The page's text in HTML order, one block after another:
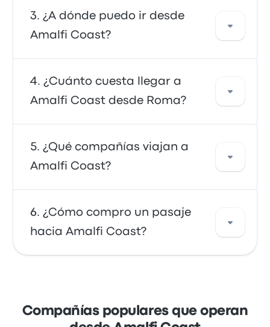
La forma más rápida de viajar hacia y desde
Amalfi Coast es en autobús, que ofrece un
buses suelen ser económicos, confiables y
en una opción muy elegida.
¿A dónde puedo ir desde
Amalfi Coast?
Desde Amalfi Coast, puedes viajar a varios
destinos. Algunas opciones populares son
University of Naples Federico II, Montesanto y
Stazione Marittima. Usa nuestra herramienta
precios y horarios para tu viaje.
¿Cuánto cuesta llegar a
Amalfi Coast desde Roma?
En general, un pasaje entre Amalfi Coast y
Roma cuesta alrededor de $ 35.469. El viaje
aproximadamente 2h 46m. Ten en cuenta
de transporte, hora del día y temporada.
¿Qué compañías viajan a
Amalfi Coast?
Puedes viajar a Amalfi Coast con SITA Sud o
Marozzi. Las compañías ofrecen 3 viajes
diarios: el primer autobús sale a la(s) 07:00 y
el último autobús a la(s) 21:15.
¿Cómo compro un pasaje
hacia Amalfi Coast?
fácilmente con las principales tarjetas de
crédito, como Mastercard, Visa, Amex y
Compañías populares que operan